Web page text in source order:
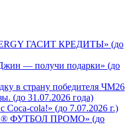
ГАСИТ КРЕДИТЫ» (до
— получи подарки» (до
в страну победителя ЧМ26
(до 31.07.2026 года)
cola!» (до 7.07.2026 г.)
ФУТБОЛ ПРОМО» (до